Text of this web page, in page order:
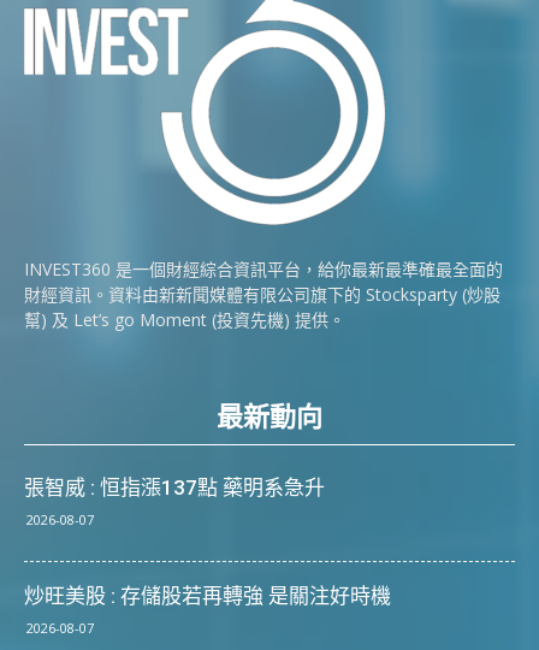
INVEST360 是一個財經綜合資訊平台，給你最新最準確最全面的
財經資訊。資料由新新聞媒體有限公司旗下的 Stocksparty (炒股
幫) 及 Let’s go Moment (投資先機) 提供。
最新動向
張智威 : 恒指漲137點 藥明系急升
2026-08-07
炒旺美股 : 存儲股若再轉強 是關注好時機
2026-08-07